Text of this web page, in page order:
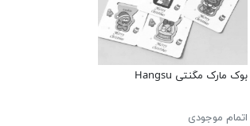
بوک مارک مگنتی Hangsu
اتمام موجودی